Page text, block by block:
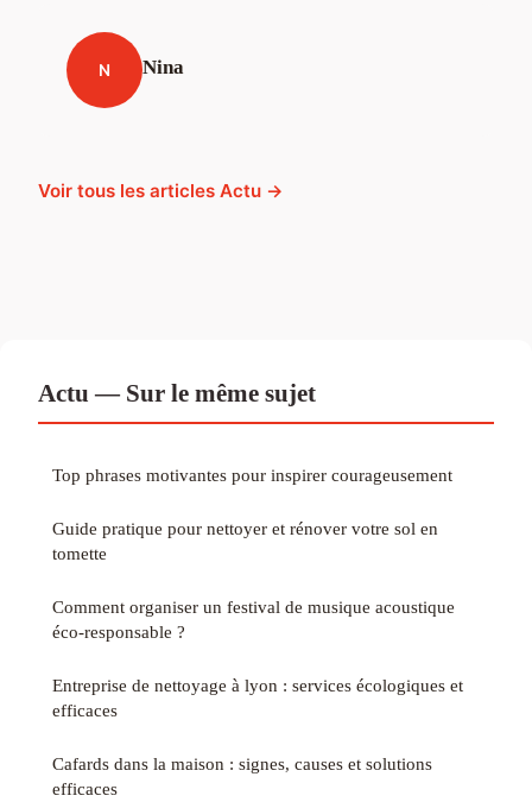
N Nina
Voir tous les articles Actu →
Actu — Sur le même sujet
Top phrases motivantes pour inspirer courageusement
Guide pratique pour nettoyer et rénover votre sol en
tomette
Comment organiser un festival de musique acoustique
éco-responsable ?
Entreprise de nettoyage à lyon : services écologiques et
efficaces
Cafards dans la maison : signes, causes et solutions
efficaces